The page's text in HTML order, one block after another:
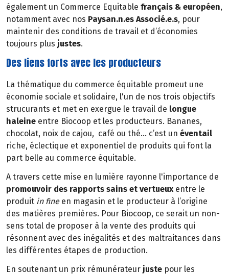
également un Commerce Equitable français & européen,
notamment avec nos Paysan.n.es Associé.e.s, pour
maintenir des conditions de travail et d’économies
toujours plus justes.
Des liens forts avec les producteurs
La thématique du commerce équitable promeut une
économie sociale et solidaire, l'un de nos trois objectifs
strucurants et met en exergue le travail de longue
haleine entre Biocoop et les producteurs. Bananes,
chocolat, noix de cajou, café ou thé… c’est un éventail
riche, éclectique et exponentiel de produits qui font la
part belle au commerce équitable.
A travers cette mise en lumière rayonne l'importance de
promouvoir des rapports sains et vertueux entre le
produit in fineen magasin et le producteur à l’origine
des matières premières. Pour Biocoop, ce serait un non-
sens total de proposer à la vente des produits qui
résonnent avec des inégalités et des maltraitances dans
les différentes étapes de production.
En soutenant un prix rémunérateur juste pour les